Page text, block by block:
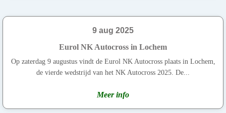
9 aug 2025
Eurol NK Autocross in Lochem
Op zaterdag 9 augustus vindt de Eurol NK Autocross plaats in Lochem,
de vierde wedstrijd van het NK Autocross 2025. De...
Meer info